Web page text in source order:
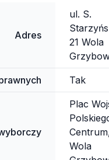
Adres
ul. S.
21 Wola
Tak
Plac
Wola